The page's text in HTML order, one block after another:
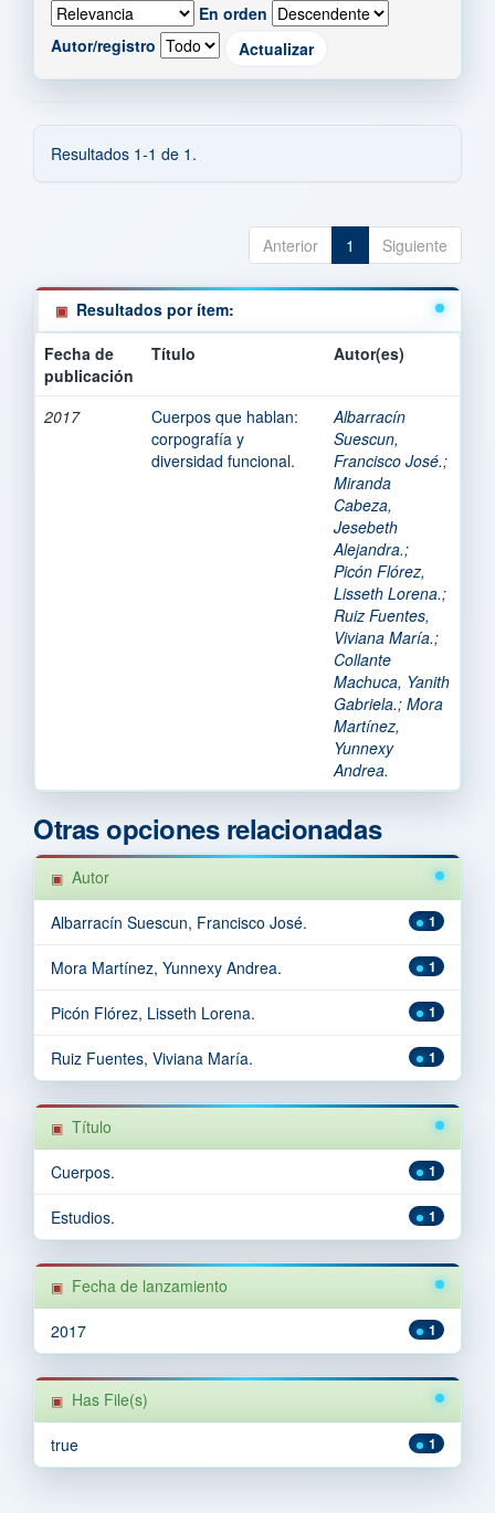
En orden
Autor/registro
Resultados 1-1 de 1.
Anterior 1 Siguiente
Resultados por ítem:
Fecha de
publicación
Título Autor(es)
2017
Cuerpos que hablan:
corpografía y
diversidad funcional.
Albarracín
Suescun,
Francisco José.;
Miranda
Cabeza,
Jesebeth
Alejandra.;
Picón Flórez,
Lisseth Lorena.;
Ruiz Fuentes,
Viviana María.;
Collante
Machuca, Yanith
Gabriela.; Mora
Martínez,
Yunnexy
Andrea.
Otras opciones relacionadas
Autor
1
Albarracín Suescun, Francisco José.
1
Mora Martínez, Yunnexy Andrea.
1
Picón Flórez, Lisseth Lorena.
1
Ruiz Fuentes, Viviana María.
Título
1
Cuerpos.
1
Estudios.
Fecha de lanzamiento
1
2017
Has File(s)
1
true